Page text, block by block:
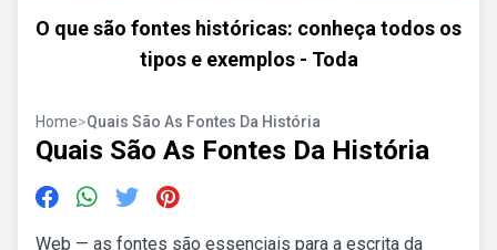
O que são fontes históricas: conheça todos os
tipos e exemplos - Toda
Home>Quais São As Fontes Da História
Quais São As Fontes Da História
Web — as fontes são essenciais para a escrita da